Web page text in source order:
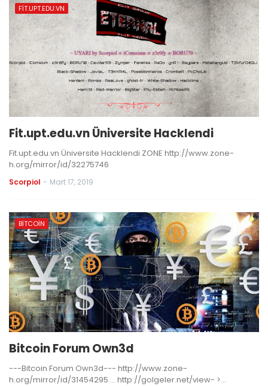
FIT.UPT.EDU.VN
Fit.upt.edu.vn Üniversite Hacklendi
Fit.upt.edu.vn Üniversite Hacklendi ZONE http://www.zone-
h.org/mirror/id/32275746
Scorpiol - Mart 17, 2019
BITCOIN
Bitcoin Forum Own3d
---Bitcoin Forum Own3d--- http://www.zone-
h.org/mirror/id/31454295 … http://golgeler.net/view- >…